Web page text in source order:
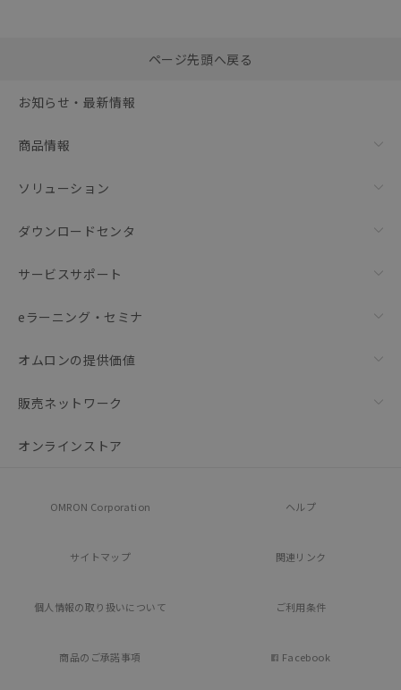
括ダウンロード
ページ先頭へ戻る
お知らせ・最新情報
商品情報
ソリューション
ダウンロードセンタ
サービスサポート
eラーニング・セミナ
オムロンの提供価値
販売ネットワーク
オンラインストア
OMRON Corporation ヘルプ
サイトマップ 関連リンク
個人情報の取り扱いについて ご利用条件
商品のご承諾事項 Facebook